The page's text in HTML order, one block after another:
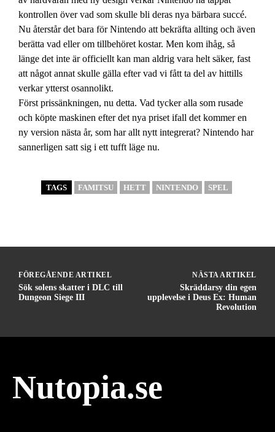
kontrollen över vad som skulle bli deras nya bärbara succé.
Nu återstår det bara för Nintendo att bekräfta allting och även
berätta vad eller om tillbehöret kostar. Men kom ihåg, så
länge det inte är officiellt kan man aldrig vara helt säker, fast
att något annat skulle gälla efter vad vi fått ta del av hittills
verkar ytterst osannolikt.
Först prissänkningen, nu detta. Vad tycker alla som rusade
och köpte maskinen efter det nya priset ifall det kommer en
ny version nästa år, som har allt nytt integrerat? Nintendo har
sannerligen satt sig i ett tufft läge nu.
TAGS FAMITSU HETT NINTENDO SPEL
FÖREGÅENDE ARTIKEL
Sök solens skatter i DLC till
Dungeon Siege III
NÄSTA ARTIKEL
Skräddarsy din egen
upplevelse i Deus Ex: Human
Revolution
Nutopia.se